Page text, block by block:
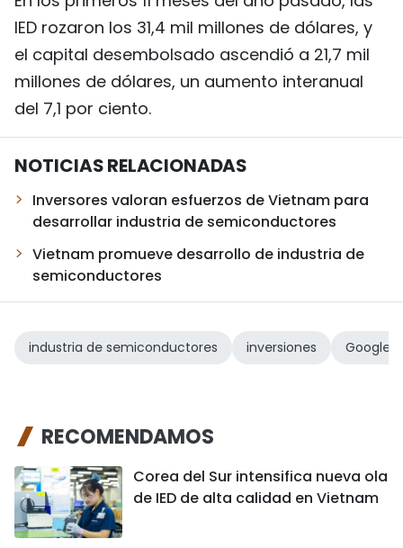
IED rozaron los 31,4 mil millones de dólares, y
el capital desembolsado ascendió a 21,7 mil
millones de dólares, un aumento interanual
del 7,1 por ciento.
NOTICIAS RELACIONADAS
Inversores valoran esfuerzos de Vietnam para
desarrollar industria de semiconductores
Vietnam promueve desarrollo de industria de
semiconductores
industria de semiconductores inversiones Google
RECOMENDAMOS
Corea del Sur intensifica nueva ola
de IED de alta calidad en Vietnam